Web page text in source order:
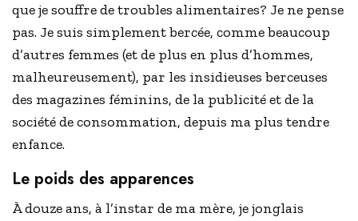
que je souffre de troubles alimentaires? Je ne pense
pas. Je suis simplement bercée, comme beaucoup
d’autres femmes (et de plus en plus d’hommes,
malheureusement), par les insidieuses berceuses
des magazines féminins, de la publicité et de la
société de consommation, depuis ma plus tendre
enfance.
Le poids des apparences
À douze ans, à l’instar de ma mère, je jonglais